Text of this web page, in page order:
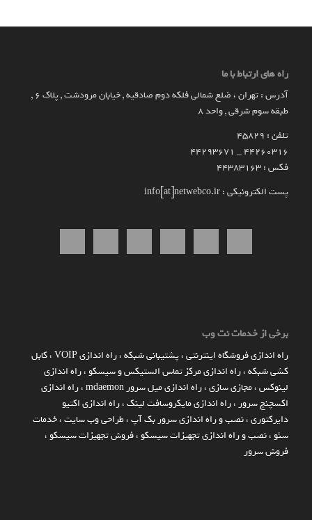
راه های ارتباط با ما
آدرس : تهران ، ضلع شمالی فلکه دوم صادقیه , خیابان مرودشت , پلاک ۶ ,
طبقه سوم شرقی , واحد ۸
تلفن : 45829
۴۴۲۶۰۳۱۶ _ 44293671
فکس : 44383163
پست الکترونیکی : info[at]netwebco.ir
برخی از خدمات نت وب
راه اندازي فروشگاه اينترنتي،پشتیبانی شبکه،راه اندازی VOIP ،کابل
کشی شبکه،راه اندازی مرکز تماس الستیکس و سیسکو ،راه اندازی
لینوکس،مجازی سازی،راه اندازی میل سرور mdaemon ،راه اندازی
اکسچنج سرور ،راه اندازی مایکروسافت لینک،راه اندازی اکتیو
دایرکتوری،نصب و راه اندازی سرور بک آپ،طراحی وب سایت،خدمات
سئو ،نصب و راه اندازی تجهیزات سیسکو ،فروش تجهیزات سیسکو ،
فروش سرور